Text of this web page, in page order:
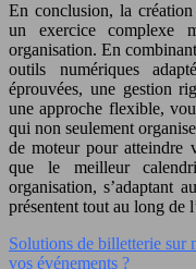
En conclusion, la
un exercice complexe
organisation. En
outils numériques
éprouvées, une gestion
une approche flexible,
qui non seulement
de moteur pour atteindre
que le meilleur
organisation, s’adaptant
présentent tout au long de
Solutions de billetterie sur
vos événements ?